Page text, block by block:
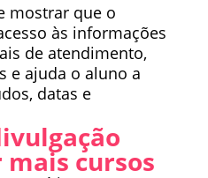
mostrar que o
às informações
de atendimento,
e ajuda o aluno a
datas e
cursos